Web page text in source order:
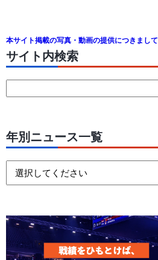
本サイト掲載の写真・動画の提供につきまして
サイト内検索
年別ニュース一覧